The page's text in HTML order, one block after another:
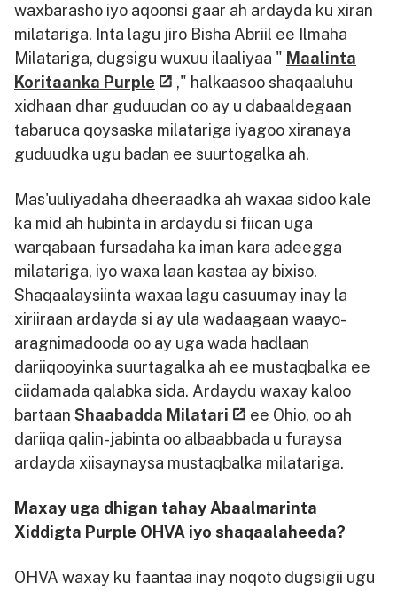
waxbarasho iyo aqoonsi gaar ah ardayda ku xiran
milatariga. Inta lagu jiro Bisha Abriil ee Ilmaha
Milatariga, dugsigu wuxuu ilaaliyaa " Maalinta
Koritaanka Purple
," halkaasoo shaqaaluhu
xidhaan dhar guduudan oo ay u dabaaldegaan
tabaruca qoysaska milatariga iyagoo xiranaya
guduudka ugu badan ee suurtogalka ah.
Mas'uuliyadaha dheeraadka ah waxaa sidoo kale
ka mid ah hubinta in ardaydu si fiican uga
warqabaan fursadaha ka iman kara adeegga
milatariga, iyo waxa laan kastaa ay bixiso.
Shaqaalaysiinta waxaa lagu casuumay inay la
xiriiraan ardayda si ay ula wadaagaan waayo-
aragnimadooda oo ay uga wada hadlaan
dariiqooyinka suurtagalka ah ee mustaqbalka ee
ciidamada qalabka sida. Ardaydu waxay kaloo
bartaan Shaabadda Milatari
ee Ohio, oo ah
dariiqa qalin-jabinta oo albaabbada u furaysa
ardayda xiisaynaysa mustaqbalka milatariga.
Maxay uga dhigan tahay Abaalmarinta
Xiddigta Purple OHVA iyo shaqaalaheeda?
OHVA waxay ku faantaa inay noqoto dugsigii ugu